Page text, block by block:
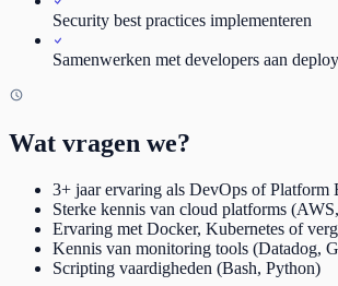
Security best practices implementeren
Samenwerken met developers aan
Wat vragen we?
3+ jaar ervaring als DevOps of Platform
Sterke kennis van cloud platforms
Ervaring met Docker, Kubernetes of
Kennis van monitoring tools (Datadog,
Scripting vaardigheden (Bash, Python)